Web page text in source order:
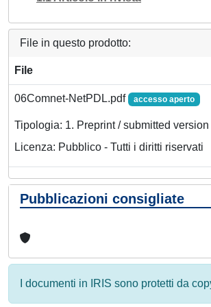
File in questo prodotto:
File
06Comnet-NetPDL.pdf accesso aperto
Tipologia: 1. Preprint / submitted version
Licenza: Pubblico - Tutti i diritti riservati
Pubblicazioni consigliate
I documenti in IRIS sono protetti da